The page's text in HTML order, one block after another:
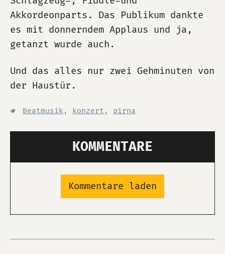
Akkordeonparts. Das Publikum dankte
es mit donnerndem Applaus und ja,
getanzt wurde auch.
Und das alles nur zwei Gehminuten von
der Haustür.
Beatmusik , konzert , pirna
KOMMENTARE
Kommentare laden